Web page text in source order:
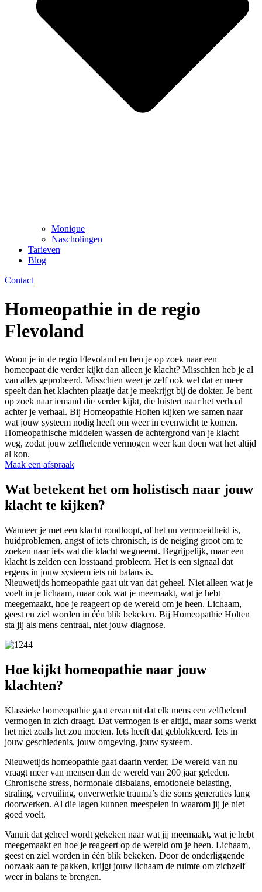
Monique
Nascholingen
Tarieven
Blog
Contact
Homeopathie in de regio
Flevoland
Woon je in de regio Flevoland en ben je op zoek naar een
homeopaat die verder kijkt dan alleen je klacht? Misschien heb je al
van alles geprobeerd. Misschien weet je zelf ook wel dat er meer
speelt dan het klachten plaatje dat je meekrijgt bij de dokter. Je bent
op zoek naar iemand die verder kijkt, die luistert naar het verhaal
achter je verhaal. Bij Homeopathie Holten kijken we samen naar
wat jouw systeem nodig heeft om weer in evenwicht te komen.
Homeopathische middelen wassen de achtergrond van je klacht
weg, zodat jouw zelfhelende vermogen weer kan doen wat het altijd
al kon.
Maak een afspraak
Wat betekent het om holistisch naar jouw
klacht te kijken?
Wanneer je met een klacht rondloopt, of het nu vermoeidheid is,
huidproblemen, angst of iets chronisch, is de neiging groot om te
zoeken naar iets wat die klacht wegneemt. Begrijpelijk, maar een
klacht is zelden een losstaand probleem. Het is een signaal dat
ergens in jouw systeem iets uit balans is.
Nieuwetijds homeopathie gaat uit van dat geheel. Niet alleen wat je
voelt in je lichaam, maar ook wat je meemaakt, wat je hebt
meegemaakt, hoe je reageert op de wereld om je heen. Lichaam,
geest en ziel worden in één blik bekeken. Bij Homeopathie Holten
sta jij als mens centraal, niet jouw diagnose.
Hoe kijkt homeopathie naar jouw
klachten?
Klassieke homeopathie gaat ervan uit dat elk mens een zelfhelend
vermogen in zich draagt. Dat vermogen is er altijd, maar soms werkt
het niet zoals het zou moeten. Iets heeft dat geblokkeerd. Iets in
jouw geschiedenis, jouw omgeving, jouw systeem.
Nieuwetijds homeopathie gaat daarin verder. De wereld van nu
vraagt meer van mensen dan de wereld van 200 jaar geleden.
Chronische stress, hormonale disbalans, emotionele belasting,
straling, vervuiling, onverwerkte trauma’s die soms generaties lang
doorwerken. Al die lagen kunnen meespelen in waarom jij je niet
goed voelt.
Vanuit dat geheel wordt gekeken naar wat jij meemaakt, wat je hebt
meegemaakt en hoe je reageert op de wereld om je heen. Lichaam,
geest en ziel worden in één blik bekeken. Door de onderliggende
oorzaak aan te pakken, krijgt jouw lichaam de ruimte om zichzelf
weer in balans te brengen.